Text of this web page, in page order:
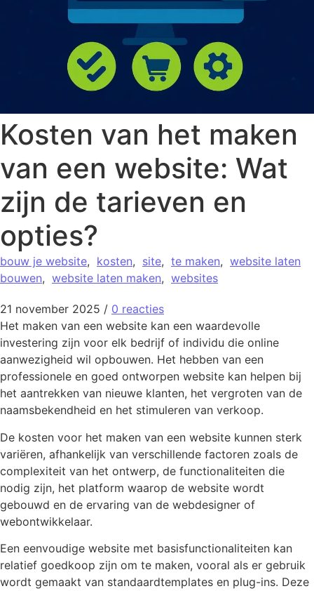
Kosten van het maken
van een website: Wat
zijn de tarieven en
opties?
bouw je website, kosten, site, te maken, website laten
bouwen, website laten maken, websites
21 november 2025 / 0 reacties
Het maken van een website kan een waardevolle
investering zijn voor elk bedrijf of individu die online
aanwezigheid wil opbouwen. Het hebben van een
professionele en goed ontworpen website kan helpen bij
het aantrekken van nieuwe klanten, het vergroten van de
naamsbekendheid en het stimuleren van verkoop.
De kosten voor het maken van een website kunnen sterk
variëren, afhankelijk van verschillende factoren zoals de
complexiteit van het ontwerp, de functionaliteiten die
nodig zijn, het platform waarop de website wordt
gebouwd en de ervaring van de webdesigner of
webontwikkelaar.
Een eenvoudige website met basisfunctionaliteiten kan
relatief goedkoop zijn om te maken, vooral als er gebruik
wordt gemaakt van standaardtemplates en plug-ins. Deze